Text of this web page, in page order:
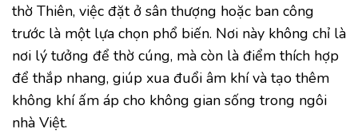
thờ Thiên, việc đặt ở sân thượng hoặc ban công
trước là một lựa chọn phổ biến. Nơi này không chỉ là
nơi lý tưởng để thờ cúng, mà còn là điểm thích hợp
để thắp nhang, giúp xua đuổi âm khí và tạo thêm
không khí ấm áp cho không gian sống trong ngôi
nhà Việt.